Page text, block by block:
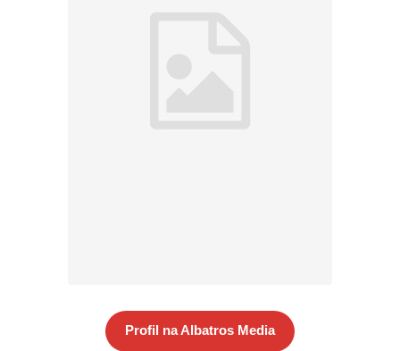
Všetky kategórie
Profil na Albatros Media